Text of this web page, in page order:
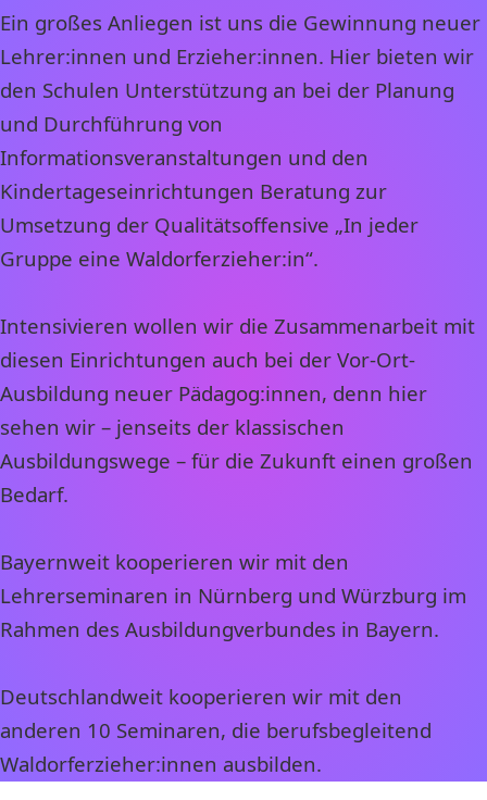
Ein großes Anliegen ist uns die Gewinnung neuer
Lehrer:innen und Erzieher:innen. Hier bieten wir
den Schulen Unterstützung an bei der Planung
und Durchführung von
Informationsveranstaltungen und den
Kindertageseinrichtungen Beratung zur
Umsetzung der Qualitätsoffensive „In jeder
Gruppe eine Waldorferzieher:in“.
Intensivieren wollen wir die Zusammenarbeit mit
diesen Einrichtungen auch bei der Vor-Ort-
Ausbildung neuer Pädagog:innen, denn hier
sehen wir – jenseits der klassischen
Ausbildungswege – für die Zukunft einen großen
Bedarf.
Bayernweit kooperieren wir mit den
Lehrerseminaren in Nürnberg und Würzburg im
Rahmen des Ausbildungverbundes in Bayern.
Deutschlandweit kooperieren wir mit den
anderen 10 Seminaren, die berufsbegleitend
Waldorferzieher:innen ausbilden.